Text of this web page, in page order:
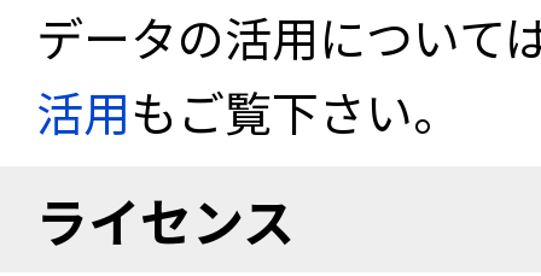
データの活用について
活用もご覧下さい。
ライセンス